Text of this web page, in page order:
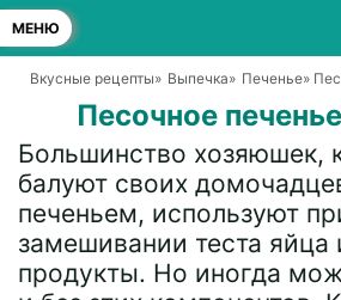
МЕНЮ
Вкусные рецепты» Выпечка» Печенье»
Песочное
Большинство хозяюшек,
балуют своих
печеньем, используют
замешивании теста
продукты. Но иногда